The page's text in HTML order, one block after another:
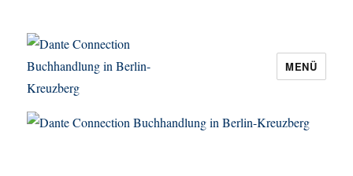
Dante Connection Buchhandlung in
MENÜ